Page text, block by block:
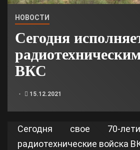
НОВОСТИ
Сегодня
ВКС
15.12.2021
Сегодня свое 70-
радиотехнические войска